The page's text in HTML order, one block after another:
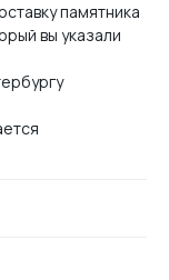
памятника
вы указали